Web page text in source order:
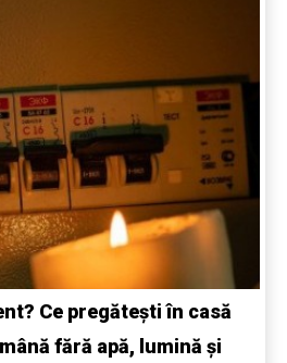
Ce pregătești în casă
fără apă, lumină și